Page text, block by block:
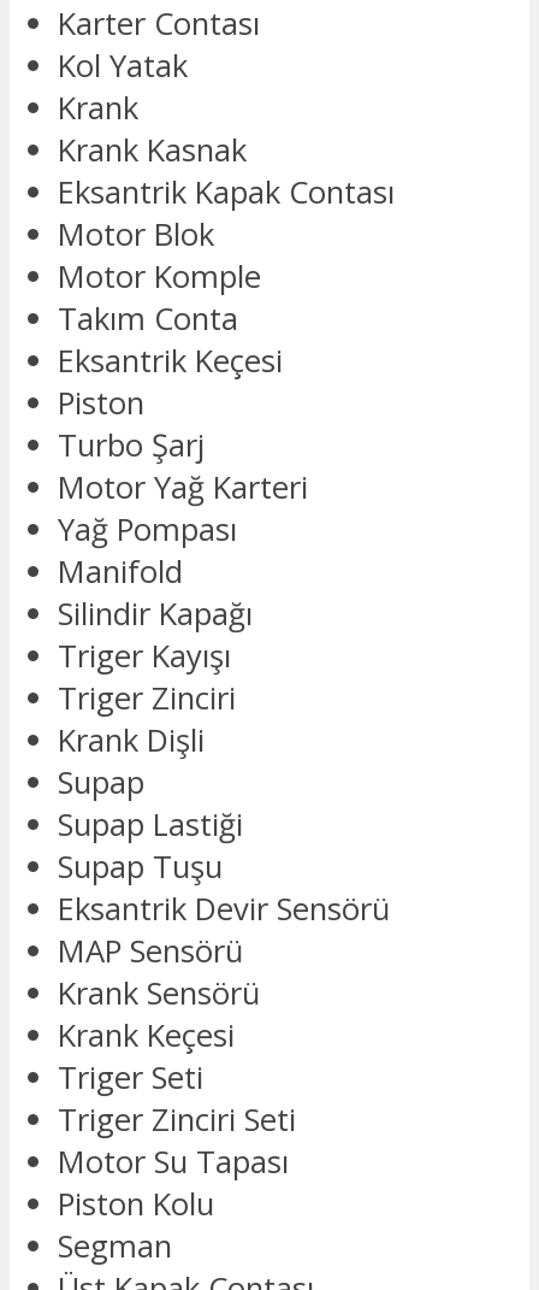
Karter Contası
Kol Yatak
Krank
Krank Kasnak
Eksantrik Kapak Contası
Motor Blok
Motor Komple
Takım Conta
Eksantrik Keçesi
Piston
Turbo Şarj
Motor Yağ Karteri
Yağ Pompası
Manifold
Silindir Kapağı
Triger Kayışı
Triger Zinciri
Krank Dişli
Supap
Supap Lastiği
Supap Tuşu
Eksantrik Devir Sensörü
MAP Sensörü
Krank Sensörü
Krank Keçesi
Triger Seti
Triger Zinciri Seti
Motor Su Tapası
Piston Kolu
Segman